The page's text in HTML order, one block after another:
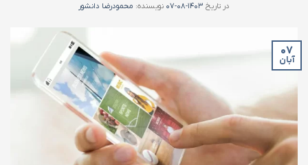
در تاریخ ۱۴۰۳-۰۸-۰۷ نویسنده: محمودرضا دانشور
۰۷
آبان